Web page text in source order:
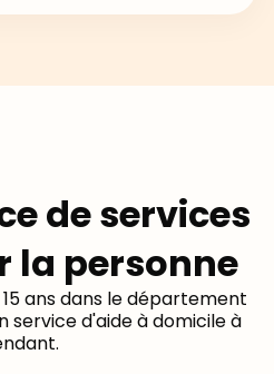
de services
la personne
ans dans le département
service d'aide à domicile à